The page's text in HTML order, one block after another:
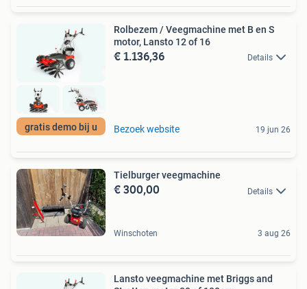
gratis demo bij u
Rolbezem / Veegmachine met B en S
motor, Lansto 12 of 16
€ 1.136,36 Details
Bezoek website 19 jun 26
Tielburger veegmachine
€ 300,00 Details
Winschoten 3 aug 26
Lansto veegmachine met Briggs and